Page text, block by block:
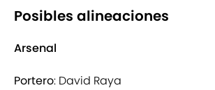
Posibles alineaciones
Arsenal
Portero: David Raya